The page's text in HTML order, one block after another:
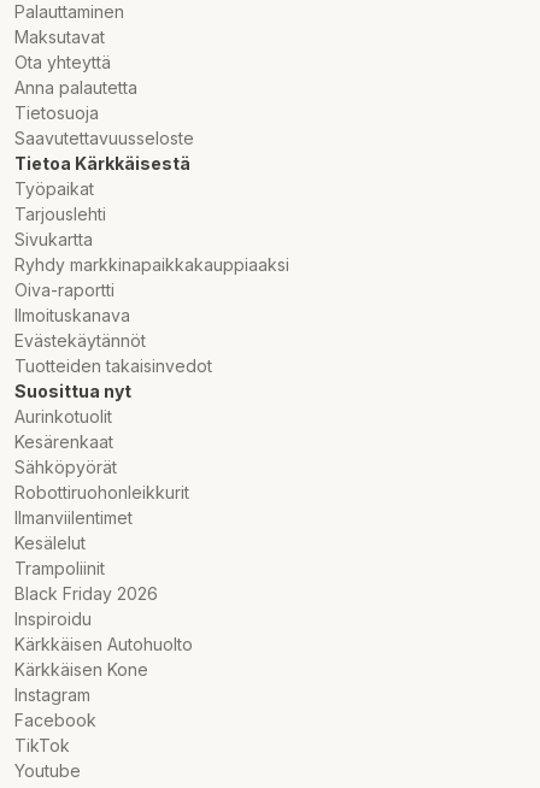
Palauttaminen
Maksutavat
Ota yhteyttä
Anna palautetta
Tietosuoja
Saavutettavuusseloste
Tietoa Kärkkäisestä
Työpaikat
Tarjouslehti
Sivukartta
Ryhdy markkinapaikkakauppiaaksi
Oiva-raportti
Ilmoituskanava
Evästekäytännöt
Tuotteiden takaisinvedot
Suosittua nyt
Aurinkotuolit
Kesärenkaat
Sähköpyörät
Robottiruohonleikkurit
Ilmanviilentimet
Kesälelut
Trampoliinit
Black Friday 2026
Inspiroidu
Kärkkäisen Autohuolto
Kärkkäisen Kone
Instagram
Facebook
TikTok
Youtube